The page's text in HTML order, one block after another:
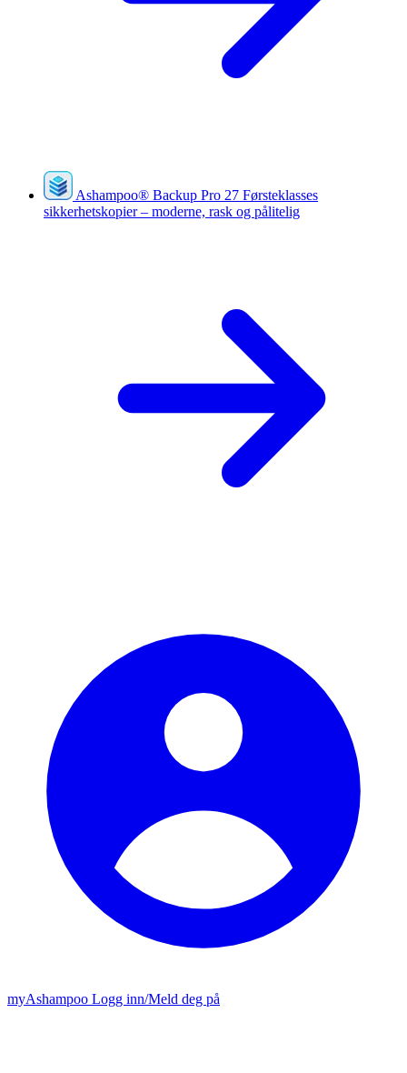
Ashampoo® Backup Pro 27 Førsteklasses
sikkerhetskopier – moderne, rask og pålitelig
myAshampoo Logg inn/Meld deg på